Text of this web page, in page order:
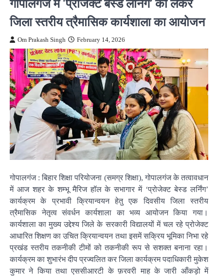
जिला स्तरीय त्रैमासिक कार्यशाला का आयोजन
Om Prakash Singh February 14, 2026
गोपालगंज : बिहार शिक्षा परियोजना (समग्र शिक्षा), गोपालगंज के तत्वावधान
में आज शहर के शम्भू मैरिज हॉल के सभागार में ‘प्रोजेक्ट बेस्ड लर्निंग’
कार्यक्रम के प्रभावी क्रियान्वयन हेतु एक दिवसीय जिला स्तरीय
त्रैमासिक नेतृत्व संवर्धन कार्यशाला का भव्य आयोजन किया गया।
कार्यशाला का मुख्य उद्देश्य जिले के सरकारी विद्यालयों में चल रहे प्रोजेक्ट
आधारित शिक्षण का उचित क्रियान्वयन तथा इसमें सक्रिय भूमिका निभा रहे
प्रखंड स्तरीय तकनीकी टीमों को तकनीकी रूप से सशक्त बनाना रहा।
कार्यक्रम का शुभारंभ दीप प्रज्वलित कर जिला कार्यक्रम पदाधिकारी मुकेश
कुमार ने किया तथा एससीआरटी के फ़रवरी माह के जारी आँकड़ो में